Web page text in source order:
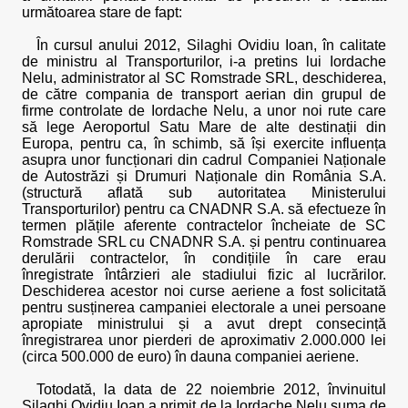
următoarea stare de fapt:
În cursul anului 2012, Silaghi Ovidiu Ioan, în calitate
de ministru al Transporturilor, i-a pretins lui Iordache
Nelu, administrator al SC Romstrade SRL, deschiderea,
de către compania de transport aerian din grupul de
firme controlate de Iordache Nelu, a unor noi rute care
să lege Aeroportul Satu Mare de alte destinații din
Europa, pentru ca, în schimb, să își exercite influența
asupra unor funcționari din cadrul Companiei Naționale
de Autostrăzi și Drumuri Naționale din România S.A.
(structură aflată sub autoritatea Ministerului
Transporturilor) pentru ca CNADNR S.A. să efectueze în
termen plățile aferente contractelor încheiate de SC
Romstrade SRL cu CNADNR S.A. și pentru continuarea
derulării contractelor, în condițiile în care erau
înregistrate întârzieri ale stadiului fizic al lucrărilor.
Deschiderea acestor noi curse aeriene a fost solicitată
pentru susținerea campaniei electorale a unei persoane
apropiate ministrului și a avut drept consecință
înregistrarea unor pierderi de aproximativ 2.000.000 lei
(circa 500.000 de euro) în dauna companiei aeriene.
Totodată, la data de 22 noiembrie 2012, învinuitul